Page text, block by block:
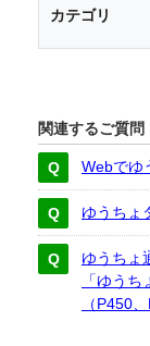
カテゴリ
関連するご質問
Webでゆ
ゆうちょ
ゆうちょ
「ゆう
（P450